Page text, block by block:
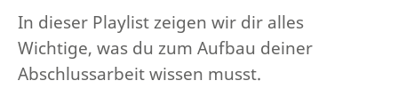
In dieser Playlist zeigen wir dir alles
Wichtige, was du zum Aufbau deiner
Abschlussarbeit wissen musst.